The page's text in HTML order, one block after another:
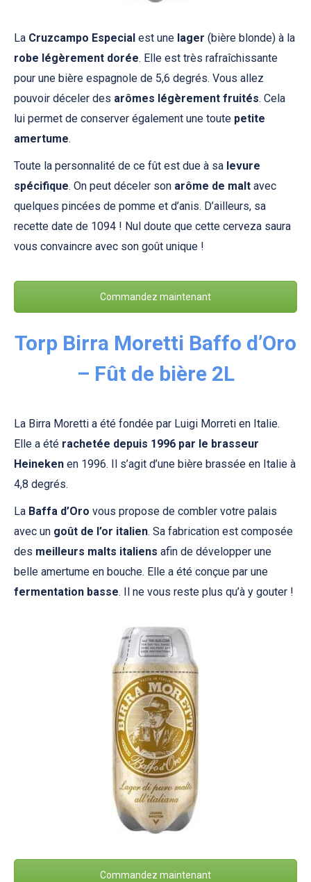
La Cruzcampo Especial est une lager (bière blonde) à la
robe légèrement dorée. Elle est très rafraîchissante
pour une bière espagnole de 5,6 degrés. Vous allez
pouvoir déceler des arômes légèrement fruités. Cela
lui permet de conserver également une toute petite
amertume.
Toute la personnalité de ce fût est due à sa levure
spécifique. On peut déceler son arôme de malt avec
quelques pincées de pomme et d’anis. D’ailleurs, sa
recette date de 1094 ! Nul doute que cette cerveza saura
vous convaincre avec son goût unique !
Commandez maintenant
Torp Birra Moretti Baffo d’Oro
– Fût de bière 2L
La Birra Moretti a été fondée par Luigi Morreti en Italie.
Elle a été rachetée depuis 1996 par le brasseur
Heineken en 1996. Il s’agit d’une bière brassée en Italie à
4,8 degrés.
La Baffa d’Oro vous propose de combler votre palais
avec un goût de l’or italien. Sa fabrication est composée
des meilleurs malts italiens afin de développer une
belle amertume en bouche. Elle a été conçue par une
fermentation basse. Il ne vous reste plus qu’à y gouter !
Commandez maintenant